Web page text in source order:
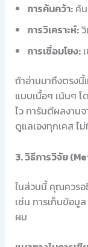
การค้นคว้า:ค้น
การวิเคราะห์:วิ
การเชื่อมโยง:
ถ้าอ่านมาถึงตรง
แบบเนื้อๆ เน้นๆ
ไว การันตีผลงาน
ดูแลเองทุกเคส ไ
3. วิธีการวิจัย
ในส่วนนี้ คุณควรอ
เช่น การเก็บข้อมู
ผม